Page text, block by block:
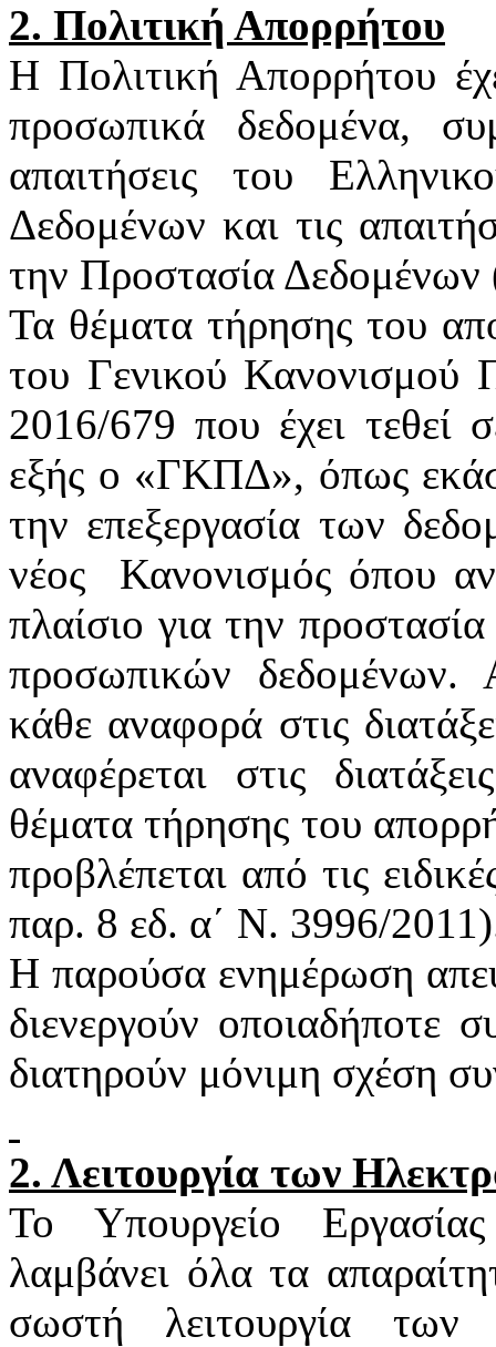
2. Πολιτική Απορρήτου
Η Πολιτική Απορρήτου
προσωπικά δεδομένα,
απαιτήσεις του
Δεδομένων και τις
την Προστασία
Τα θέματα τήρησης του
του Γενικού
2016/679 που έχει τεθεί
εξής ο «ΓΚΠΔ», όπως
την επεξεργασία των
νέος
Κανονισμός όπου
πλαίσιο για την
προσωπικών
κάθε αναφορά στις
αναφέρεται στις
θέματα τήρησης του
προβλέπεται από τις
παρ. 8 εδ. α΄ Ν. 3996/
Η παρούσα ενημέρωση
διενεργούν
διατηρούν μόνιμη σχέση
2. Λειτουργία των
Το Υπουργείο
λαμβάνει όλα τα
σωστή λειτουργία των